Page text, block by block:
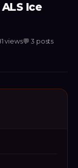
Ice
views💬3 posts